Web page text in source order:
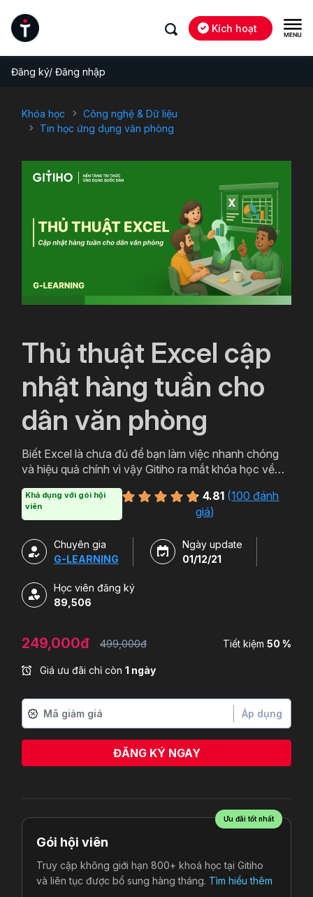
Kích hoạt
Đăng ký/ Đăng nhập
Khóa học
Công nghệ & Dữ liệu
Tin học ứng dụng văn phòng
Thủ thuật Excel cập
nhật hàng tuần cho
dân văn phòng
Biết Excel là chưa đủ để bạn làm việc nhanh chóng
và hiệu quả chính vì vậy Gitiho ra mắt khóa học về
văn phòng sẽ tự tin thao tác về những hàm, công cụ
trong Excel và ứng dụng để giải quyết công việc một
Khả dụng với gói hội
viên
4.81 (100 đánh
giá)
Chuyên gia
G-LEARNING
Ngày update
01/12/21
Học viên đăng ký
89,506
249,000đ 499,000đ Tiết kiệm 50 %
Giá ưu đãi chỉ còn 1 ngày
Áp dụng
ĐĂNG KÝ NGAY
Ưu đãi tốt nhất
Gói hội viên
Truy cập không giới hạn 800+ khoá học tại Gitiho
và liên tục được bổ sung hàng tháng. Tìm hiểu thêm